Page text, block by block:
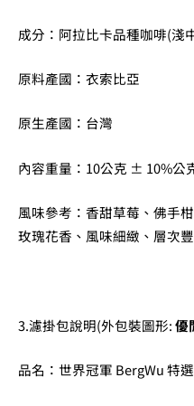
成分：阿拉比卡品種咖啡(淺
原料產國：衣索比亞
原生產國：台灣
內容重量：10公克 ± 10%公
風味參考：香甜草莓、佛手
玫瑰花香、風味細緻、層次
3.濾掛包說明(外包裝圖形:優
品名：世界冠軍 BergWu 特